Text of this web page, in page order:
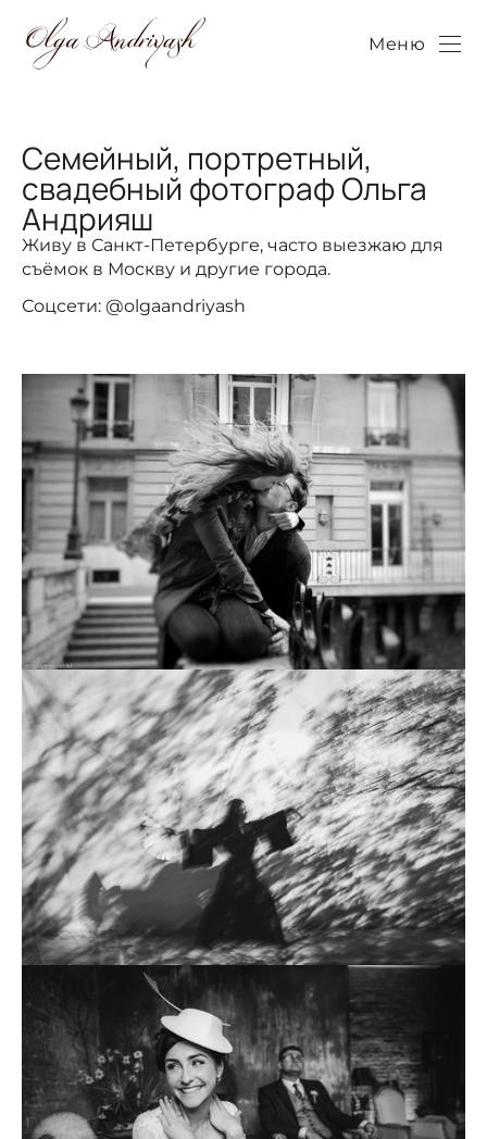
Меню
Семейный, портретный,
свадебный фотограф Ольга
Андрияш
Живу в Санкт-Петербурге, часто выезжаю для
съёмок в Москву и другие города.
Соцсети: @olgaandriyash